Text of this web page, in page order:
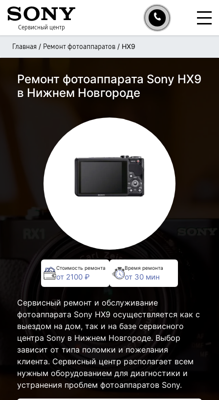
Сервисный центр
Главная / Ремонт фотоаппаратов / HX9
Ремонт фотоаппарата Sony HX9
в Нижнем Новгороде
Стоимость ремонта
от 2100 ₽
Время ремонта
от 30 мин
Сервисный ремонт и обслуживание
фотоаппарата Sony HX9 осуществляется как с
выездом на дом, так и на базе сервисного
центра Sony в Нижнем Новгороде. Выбор
зависит от типа поломки и пожелания
клиента. Сервисный центр располагает всем
нужным оборудованием для диагностики и
устранения проблем фотоаппаратов Sony.